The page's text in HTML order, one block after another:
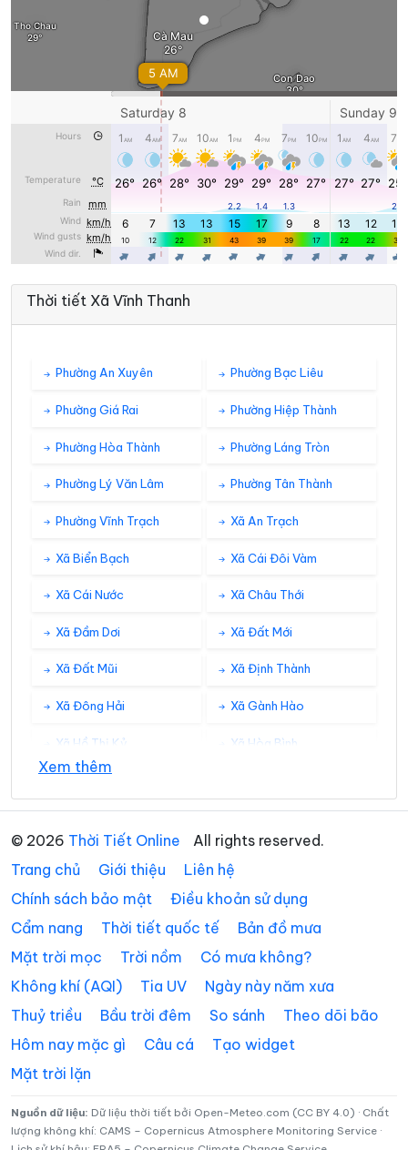
Thời tiết Xã Vĩnh Thanh
Phường An Xuyên Phường Bạc Liêu
Phường Giá Rai Phường Hiệp Thành
Phường Hòa Thành Phường Láng Tròn
Phường Lý Văn Lâm Phường Tân Thành
Phường Vĩnh Trạch Xã An Trạch
Xã Biển Bạch Xã Cái Đôi Vàm
Xã Cái Nước Xã Châu Thới
Xã Đầm Dơi Xã Đất Mới
Xã Đất Mũi Xã Định Thành
Xã Đông Hải Xã Gành Hào
Xã Hồ Thị Kỷ Xã Hòa Bình
Xã Khánh Hưng
Xã Khánh Lâm Xã Long Điền
Xã Lương Thế Trân Xã Nguyễn Phích
Xã Nguyễn Việt Khái Xã Ninh Quới
Xã Phong Hiệp Xã Phong Thạnh
Xã Phú Mỹ
Xã Phước Long Xã Quách Phẩm
Xem thêm
© 2026 Thời Tiết Online
All rights reserved.
Trang chủ
Giới thiệu
Liên hệ
Chính sách bảo mật
Điều khoản sử dụng
Cẩm nang
Thời tiết quốc tế
Bản đồ mưa
Mặt trời mọc
Trời nồm
Có mưa không?
Không khí (AQI)
Tia UV
Ngày này năm xưa
Thuỷ triều
Bầu trời đêm So sánh
Theo dõi bão
Hôm nay mặc gì
Câu cá
Tạo widget
Mặt trời lặn
Nguồn dữ liệu: Dữ liệu thời tiết bởi Open-Meteo.com (CC BY 4.0) · Chất
lượng không khí: CAMS – Copernicus Atmosphere Monitoring Service ·